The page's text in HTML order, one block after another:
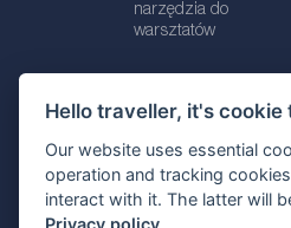
Hello traveller, it's cookie
Our website uses essential
operation and tracking
interact with it. The latter will
Privacy policy
narzędzia do
warsztatów
Polityka prywatnośc i